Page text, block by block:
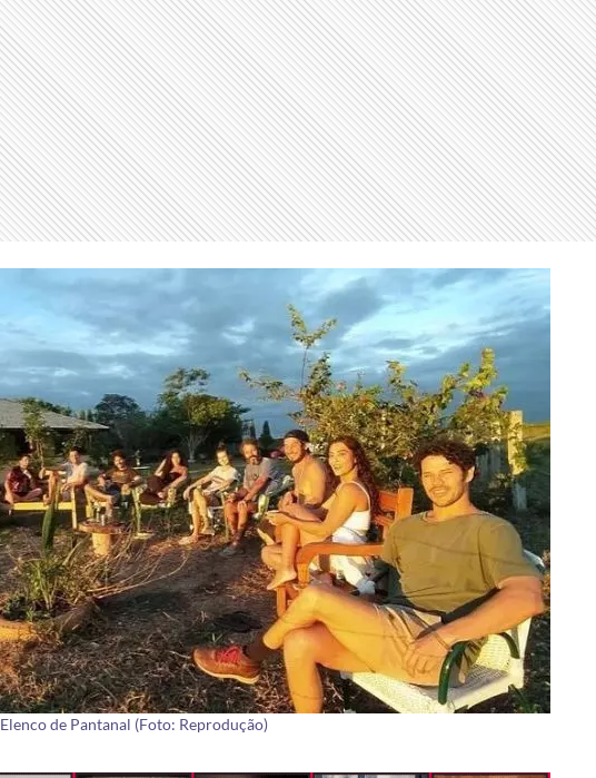
Elenco de Pantanal (Foto: Reprodução)